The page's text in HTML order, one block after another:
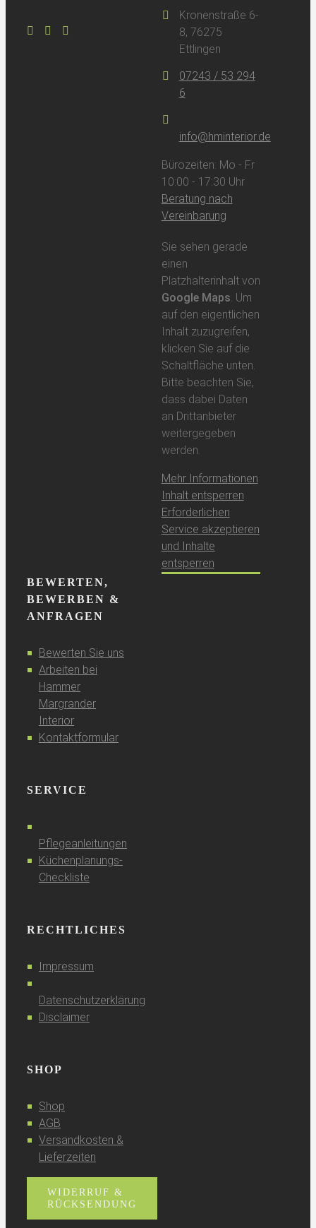
Kronenstraße 6-
8, 76275
Ettlingen
07243 / 53 294
6
info@hminterior.de
Bürozeiten: Mo - Fr
10:00 - 17:30 Uhr
Beratung nach
Vereinbarung
Sie sehen gerade
einen
Platzhalterinhalt von
Google Maps . Um
auf den eigentlichen
Inhalt zuzugreifen,
klicken Sie auf die
Schaltfläche unten.
Bitte beachten Sie,
dass dabei Daten
an Drittanbieter
weitergegeben
werden.
Mehr Informationen
Inhalt entsperren
Erforderlichen
Service akzeptieren
und Inhalte
entsperren
BEWERTEN,
BEWERBEN &
ANFRAGEN
Bewerten Sie uns
Arbeiten bei
Hammer
Margrander
Interior
Kontaktformular
SERVICE
Pflegeanleitungen
Küchenplanungs-
Checkliste
RECHTLICHES
Impressum
Datenschutzerklärung
Disclaimer
SHOP
Shop
AGB
Versandkosten &
Lieferzeiten
WIDERRUF &
RÜCKSENDUNG